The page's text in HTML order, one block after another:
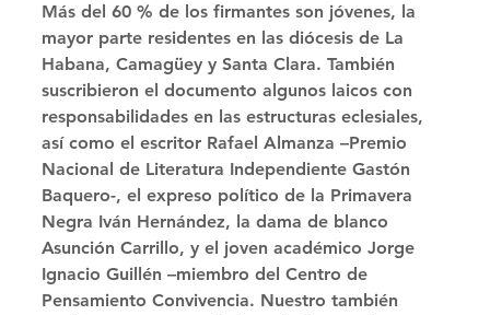
Más del 60 % de los firmantes son jóvenes, la
mayor parte residentes en las diócesis de La
Habana, Camagüey y Santa Clara. También
suscribieron el documento algunos laicos con
responsabilidades en las estructuras eclesiales,
así como el escritor Rafael Almanza –Premio
Nacional de Literatura Independiente Gastón
Baquero-, el expreso político de la Primavera
Negra Iván Hernández, la dama de blanco
Asunción Carrillo, y el joven académico Jorge
Ignacio Guillén –miembro del Centro de
Pensamiento Convivencia. Nuestro también